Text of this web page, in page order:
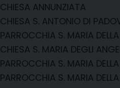
CHIESA ANNUNZIATA
CHIESA S. ANTONIO DI
PARROCCHIA S. MARIA
CHIESA S. MARIA DEGLI
PARROCCHIA S. MARIA
PARROCCHIA S. MARIA